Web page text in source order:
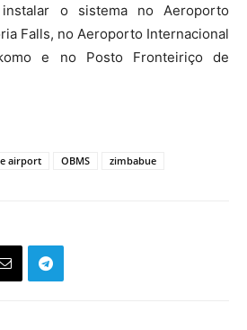
o sistema no Aeroporto
Falls, no Aeroporto Internacional
e no Posto Fronteiriço de
airport OBMS zimbabue